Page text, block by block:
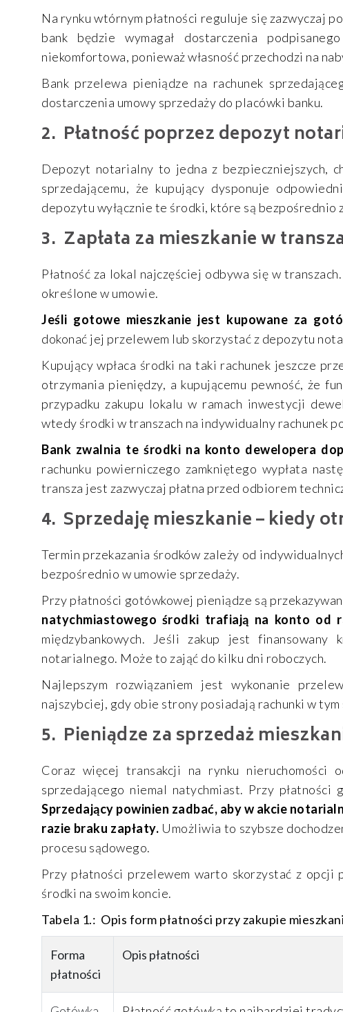
Na rynku wtórnym płatności reguluje się zazwyczaj
bank będzie wymagał dostarczenia
niekomfortowa, ponieważ własność przechodzi na
Bank przelewa pieniądze na rachunek
dostarczenia umowy sprzedaży do placówki banku.
Płatność poprzez depozyt
Depozyt notarialny to jedna z bezpieczniejszych,
sprzedającemu, że kupujący dysponuje
depozytu wyłącznie te środki, które są bezpośrednio
Zapłata za mieszkanie w
Płatność za lokal najczęściej odbywa się w
określone w umowie.
Jeśli gotowe mieszkanie jest kupowane za
dokonać jej przelewem lub skorzystać z depozytu
Kupujący wpłaca środki na taki rachunek jeszcze
otrzymania pieniędzy, a kupującemu pewność, że
przypadku zakupu lokalu w ramach inwestycji
wtedy środki w transzach na indywidualny rachunek
Bank zwalnia te środki na konto dewelopera
rachunku powierniczego zamkniętego wypłata
transza jest zazwyczaj płatna przed odbiorem
Sprzedaję mieszkanie – kiedy
Termin przekazania środków zależy od
bezpośrednio w umowie sprzedaży.
Przy płatności gotówkowej pieniądze są
natychmiastowego środki trafiają na konto od
międzybankowych. Jeśli zakup jest
notarialnego. Może to zająć do kilku dni roboczych.
Najlepszym rozwiązaniem jest wykonanie
najszybciej, gdy obie strony posiadają rachunki w tym
Pieniądze za sprzedaż
Coraz więcej transakcji na rynku
sprzedającego niemal natychmiast. Przy
Sprzedający powinien zadbać, aby w akcie
razie braku zapłaty. Umożliwia to szybsze
procesu sądowego.
Przy płatności przelewem warto skorzystać z
środki na swoim koncie.
Tabela 1.: Opis form płatności przy zakupie
Forma
płatności
Opis płatności